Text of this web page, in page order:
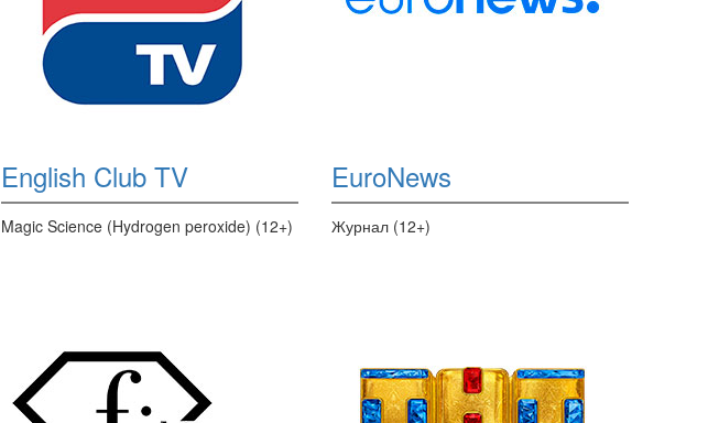
English Club TV
Magic Science (Hydrogen peroxide) (12+)
EuroNews
Журнал (12+)